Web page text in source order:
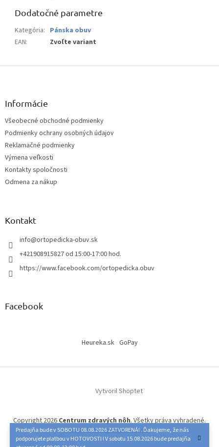
Predajňa bude v SOBOTU 08.08.2026 ZATVORENÁ! . Ďakujeme, že nás
podporujete platbou v HOTOVOSTI ! V sobotu 15.08.2026 bude predajňa
Dodatočné parametre
Kategória: Pánska obuv
EAN: Zvoľte variant
Z
Informácie
Všeobecné obchodné podmienky
Podmienky ochrany osobných údajov
Reklamačné podmienky
Výmena veľkosti
Kontakty spoločnosti
Odmena za nákup
Kontakt
info@ortopedicka-obuv.sk
+421908915827 od 15:00-17:00 hod.
https://www.facebook.com/ortopedicka.obuv
Facebook
Heureka.sk GoPay
Vytvoril Shoptet
Copyright 2026Centrum zdravých nôh. Všetky práva vyhradené.
Upraviť nastavenie cookies